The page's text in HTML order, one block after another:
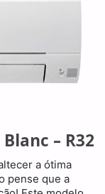
– R32
a ótima
pense que a